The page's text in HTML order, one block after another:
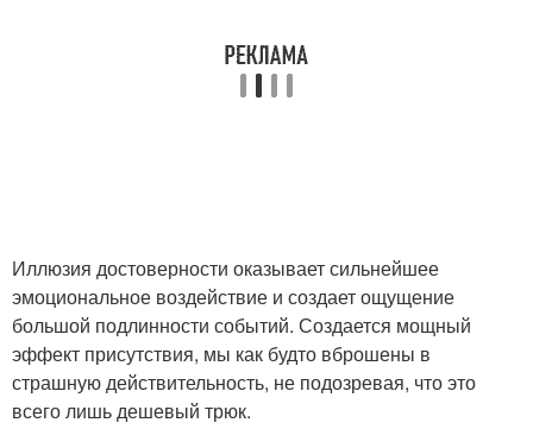
Иллюзия достоверности оказывает сильнейшее
эмоциональное воздействие и создает ощущение
большой подлинности событий. Создается мощный
эффект присутствия, мы как будто вброшены в
страшную действительность, не подозревая, что это
всего лишь дешевый трюк.